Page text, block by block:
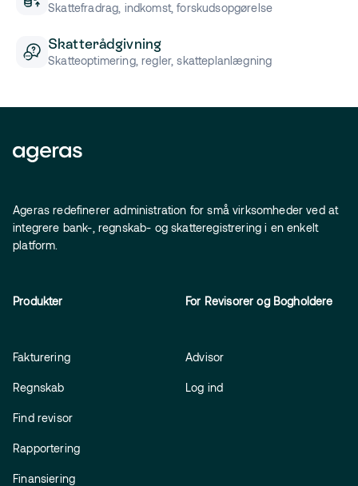
Skattefradrag, indkomst, forskudsopgørelse
Skatterådgivning
Skatteoptimering, regler, skatteplanlægning
Ageras redefinerer administration for små virksomheder ved at
integrere bank-, regnskab- og skatteregistrering i en enkelt
platform.
Produkter
Fakturering
Regnskab
Find revisor
Rapportering
Finansiering
For Revisorer og Bogholdere
Advisor
Log ind